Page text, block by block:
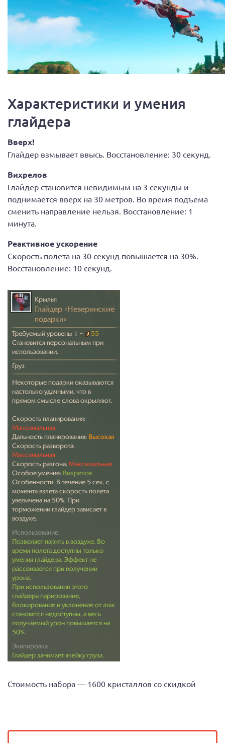
Характеристики и умения
глайдера
Вверх!
Глайдер взмывает ввысь. Восстановление: 30 секунд.
Вихрелов
Глайдер становится невидимым на 3 секунды и
поднимается вверх на 30 метров. Во время подъема
сменить направление нельзя. Восстановление: 1
минута.
Реактивное ускорение
Скорость полета на 30 секунд повышается на 30%.
Восстановление: 10 секунд.
Стоимость набора — 1600 кристаллов со скидкой